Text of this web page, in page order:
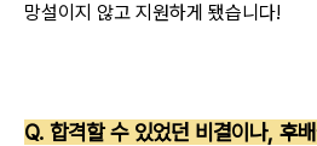
망설이지 않고 지원하게 됐습니다!
Q. 합격할 수 있었던 비결이나, 후